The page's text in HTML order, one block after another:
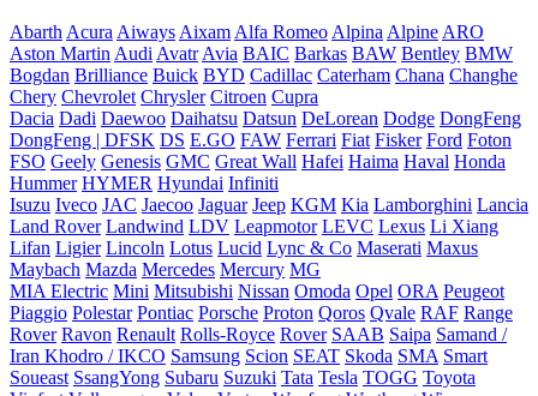
Abarth Acura Aiways Aixam Alfa Romeo Alpina Alpine ARO
Aston Martin Audi Avatr Avia BAIC Barkas BAW Bentley BMW
Bogdan Brilliance Buick BYD Cadillac Caterham Chana Changhe
Chery Chevrolet Chrysler Citroen Cupra
Dacia Dadi Daewoo Daihatsu Datsun DeLorean Dodge DongFeng
DongFeng | DFSK DS E.GO FAW Ferrari Fiat Fisker Ford Foton
FSO Geely Genesis GMC Great Wall Hafei Haima Haval Honda
Hummer HYMER Hyundai Infiniti
Isuzu Iveco JAC Jaecoo Jaguar Jeep KGM Kia Lamborghini Lancia
Land Rover Landwind LDV Leapmotor LEVC Lexus Li Xiang
Lifan Ligier Lincoln Lotus Lucid Lync & Co Maserati Maxus
Maybach Mazda Mercedes Mercury MG
MIA Electric Mini Mitsubishi Nissan Omoda Opel ORA Peugeot
Piaggio Polestar Pontiac Porsche Proton Qoros Qvale RAF Range
Rover Ravon Renault Rolls-Royce Rover SAAB Saipa Samand /
Iran Khodro / IKCO Samsung Scion SEAT Skoda SMA Smart
Soueast SsangYong Subaru Suzuki Tata Tesla TOGG Toyota